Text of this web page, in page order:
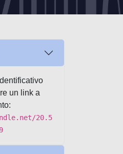
un link a
20.5